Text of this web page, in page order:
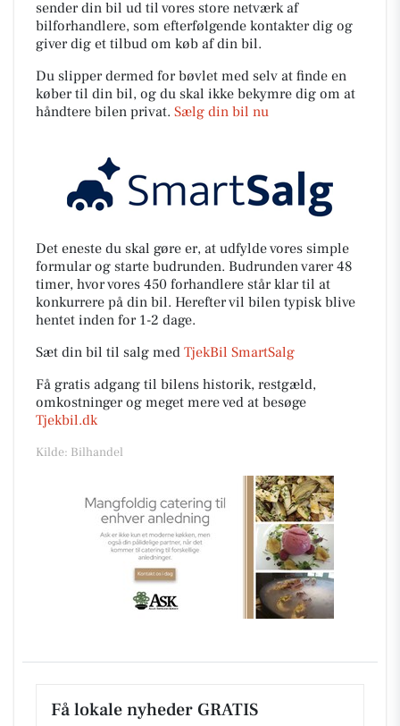
sender din bil ud til vores store netværk af
bilforhandlere, som efterfølgende kontakter dig og
giver dig et tilbud om køb af din bil.
Du slipper dermed for bøvlet med selv at finde en
køber til din bil, og du skal ikke bekymre dig om at
håndtere bilen privat. Sælg din bil nu
Det eneste du skal gøre er, at udfylde vores simple
formular og starte budrunden. Budrunden varer 48
timer, hvor vores 450 forhandlere står klar til at
konkurrere på din bil. Herefter vil bilen typisk blive
hentet inden for 1-2 dage.
Sæt din bil til salg med TjekBil SmartSalg
Få gratis adgang til bilens historik, restgæld,
omkostninger og meget mere ved at besøge
Tjekbil.dk
Kilde: Bilhandel
Få lokale nyheder GRATIS